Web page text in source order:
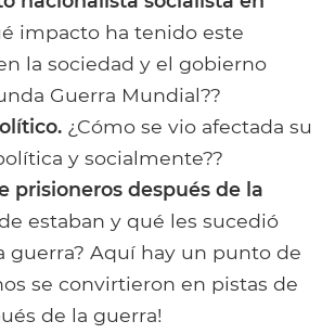
impacto ha tenido este
la sociedad y el gobierno
Guerra Mundial??
¿Cómo se vio afectada su
y socialmente??
prisioneros después de la
estaban y qué les sucedió
guerra? Aquí hay un punto de
se convirtieron en pistas de
de la guerra!